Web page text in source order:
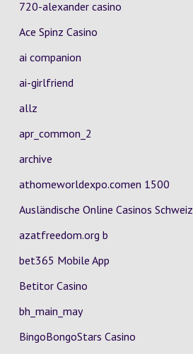
720-alexander casino
Ace Spinz Casino
ai companion
ai-girlfriend
allz
apr_common_2
archive
athomeworldexpo.comen 1500
Ausländische Online Casinos Schweiz
azatfreedom.org b
bet365 Mobile App
Betitor Casino
bh_main_may
BingoBongoStars Casino